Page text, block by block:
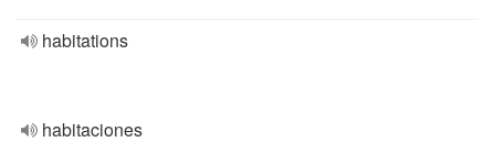
habitations
habitaciones